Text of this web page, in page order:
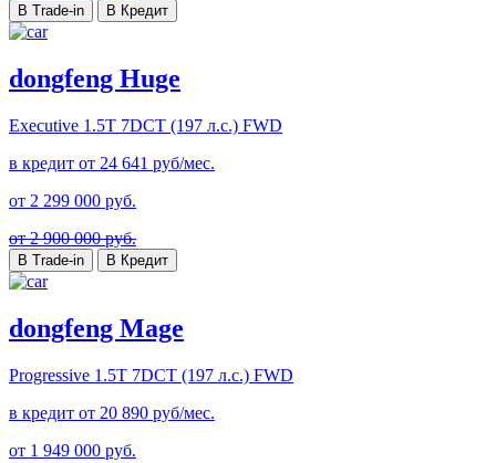
В Trade-in В Кредит
dongfeng Huge
Executive 1.5T 7DCT (197 л.с.) FWD
в кредит от 24 641 руб/мес.
от 2 299 000 руб.
от 2 900 000 руб.
В Trade-in В Кредит
dongfeng Mage
Progressive 1.5T 7DCT (197 л.с.) FWD
в кредит от 20 890 руб/мес.
от 1 949 000 руб.